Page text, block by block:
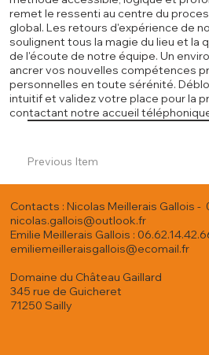
remet le ressenti au centre du
global. Les retours d'expérience de
soulignent tous la magie du lieu et la
de l'écoute de notre équipe. Un
ancrer vos nouvelles compétences
personnelles en toute sérénité.
intuitif et validez votre place pour la
contactant notre accueil
Previous Item
Contacts : Nicolas Meillerais Gallois -
nicolas.gallois@outlook.fr
Emilie Meillerais Gallois :
emiliemeilleraisgallois@ecomail.fr
Domaine du Château Gaillard
345 rue de Guicheret
71250 Sailly